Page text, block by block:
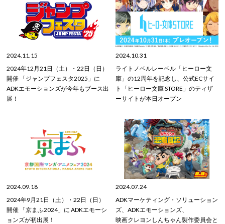
2024.11.15
2024年12月21日（土）・22日（日）
開催 「ジャンプフェスタ2025」に
ADKエモーションズが今年もブース出
展！
2024.10.31
ライトノベルレーベル「ヒーロー文
庫」の12周年を記念し、公式ECサイ
ト「ヒーロー文庫 STORE」のティザ
ーサイトが本日オープン
2024.09.18
2024年9月21日（土）・22日（日）
開催 「京まふ2024」に ADKエモーシ
ョンズが初出展！
2024.07.24
ADKマーケティング・ソリューション
ズ、ADKエモーションズ、
映画クレヨンしんちゃん製作委員会と